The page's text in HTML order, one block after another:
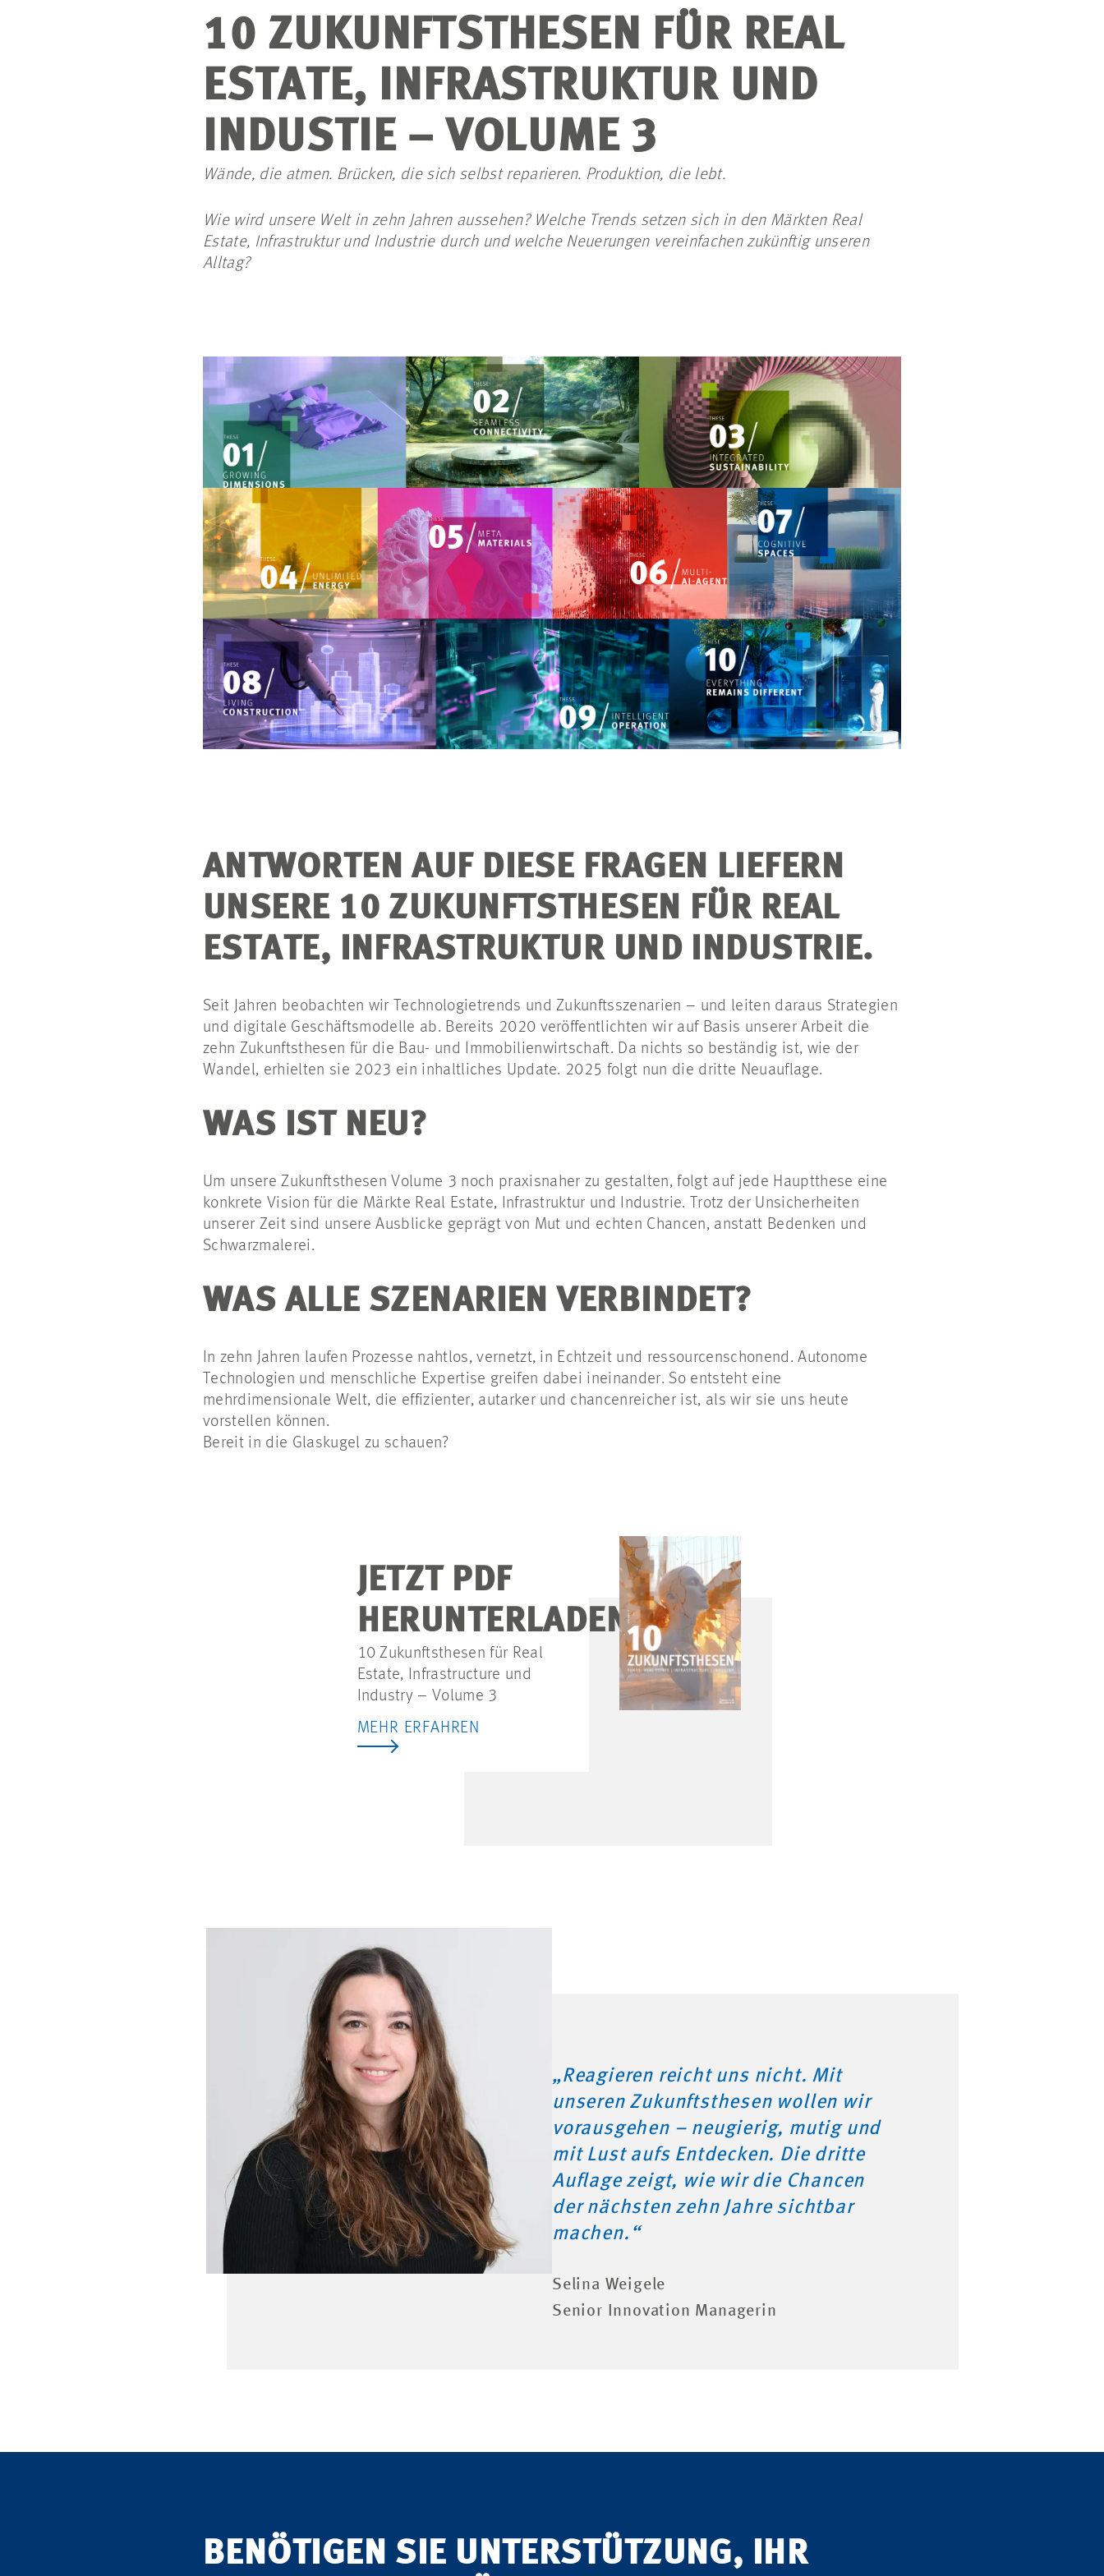
10 ZUKUNFTSTHESEN FÜR REAL
ESTATE, INFRASTRUKTUR UND
INDUSTIE – VOLUME 3
Wände, die atmen. Brücken, die sich selbst reparieren. Produktion, die lebt.
Wie wird unsere Welt in zehn Jahren aussehen? Welche Trends setzen sich in den Märkten Real
Estate, Infrastruktur und Industrie durch und welche Neuerungen vereinfachen zukünftig unseren
Alltag?
ANTWORTEN AUF DIESE FRAGEN LIEFERN
UNSERE 10 ZUKUNFTSTHESEN FÜR REAL
ESTATE, INFRASTRUKTUR UND INDUSTRIE.
Seit Jahren beobachten wir Technologietrends und Zukunftsszenarien – und leiten daraus Strategien
und digitale Geschäftsmodelle ab. Bereits 2020 veröffentlichten wir auf Basis unserer Arbeit die
zehn Zukunftsthesen für die Bau- und Immobilienwirtschaft. Da nichts so beständig ist, wie der
Wandel, erhielten sie 2023 ein inhaltliches Update. 2025 folgt nun die dritte Neuauflage.
WAS IST NEU?
Um unsere Zukunftsthesen Volume 3 noch praxisnaher zu gestalten, folgt auf jede Hauptthese eine
konkrete Vision für die Märkte Real Estate, Infrastruktur und Industrie. Trotz der Unsicherheiten
unserer Zeit sind unsere Ausblicke geprägt von Mut und echten Chancen, anstatt Bedenken und
Schwarzmalerei.
WAS ALLE SZENARIEN VERBINDET?
In zehn Jahren laufen Prozesse nahtlos, vernetzt, in Echtzeit und ressourcenschonend. Autonome
Technologien und menschliche Expertise greifen dabei ineinander. So entsteht eine
mehrdimensionale Welt, die effizienter, autarker und chancenreicher ist, als wir sie uns heute
vorstellen können.
Bereit in die Glaskugel zu schauen?
JETZT PDF
HERUNTERLADEN
10 Zukunftsthesen für Real
Estate, Infrastructure und
Industry – Volume 3
MEHR ERFAHREN
„Reagieren reicht uns nicht. Mit
unseren Zukunftsthesen wollen wir
vorausgehen – neugierig, mutig und
mit Lust aufs Entdecken. Die dritte
Auflage zeigt, wie wir die Chancen
der nächsten zehn Jahre sichtbar
machen.“
Selina Weigele
Senior Innovation Managerin
BENÖTIGEN SIE UNTERSTÜTZUNG, IHR